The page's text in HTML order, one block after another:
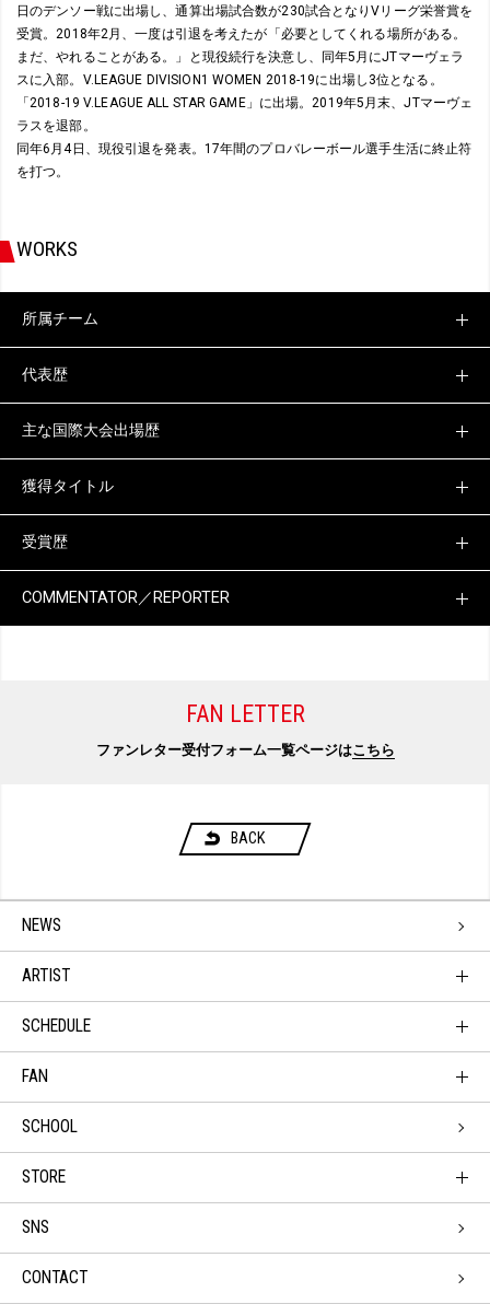
日のデンソー戦に出場し、通算出場試合数が230試合となりVリーグ栄誉賞を
受賞。2018年2月、一度は引退を考えたが「必要としてくれる場所がある。
まだ、やれることがある。」と現役続行を決意し、同年5月にJTマーヴェラ
スに入部。V.LEAGUE DIVISION1 WOMEN 2018-19に出場し3位となる。
「2018-19 V.LEAGUE ALL STAR GAME」に出場。2019年5月末、JTマーヴェ
ラスを退部。
同年6月4日、現役引退を発表。17年間のプロバレーボール選手生活に終止符
を打つ。
WORKS
所属チーム
代表歴
主な国際大会出場歴
獲得タイトル
受賞歴
COMMENTATOR／REPORTER
FAN LETTER
ファンレター受付フォーム一覧ページはこちら
BACK
NEWS
ARTIST
SCHEDULE
FAN
SCHOOL
STORE
SNS
CONTACT